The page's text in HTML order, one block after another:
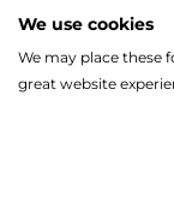
We use cookies
We may place these
great website